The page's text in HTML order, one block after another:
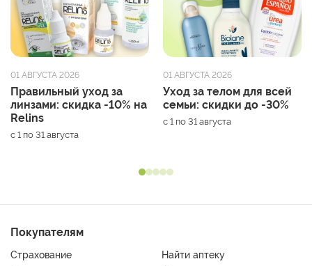
01 АВГУСТА 2026
Правильный уход за
линзами: скидка -10% на
Relins
с 1 по 31 августа
01 АВГУСТА 2026
Уход за телом для всей
семьи: скидки до -30%
с 1 по 31 августа
Покупателям
Страхование
Найти аптеку